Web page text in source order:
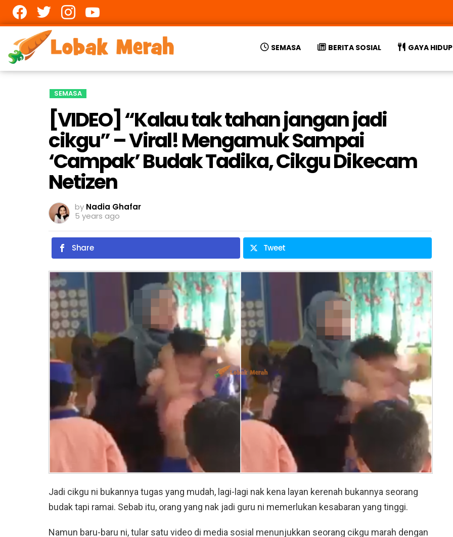
SEMASA BERITA SOSIAL GAYA HIDUP
SEMASA
[VIDEO] “Kalau tak tahan jangan jadi
cikgu” – Viral! Mengamuk Sampai
‘Campak’ Budak Tadika, Cikgu Dikecam
Netizen
by Nadia Ghafar
5 years ago
Share Tweet
Jadi cikgu ni bukannya tugas yang mudah, lagi-lagi nak kena layan kerenah bukannya seorang
budak tapi ramai. Sebab itu, orang yang nak jadi guru ni memerlukan kesabaran yang tinggi.
Namun baru-baru ni, tular satu video di media sosial menunjukkan seorang cikgu marah dengan